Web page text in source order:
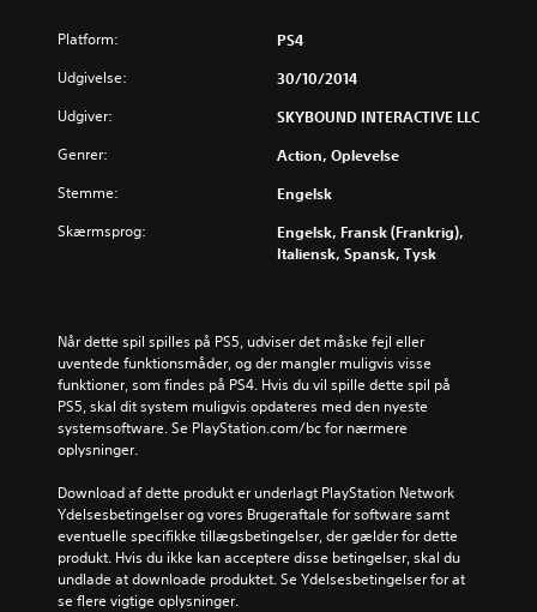
Platform: PS4
Udgivelse: 30/10/2014
Udgiver: SKYBOUND INTERACTIVE LLC
Genrer: Action, Oplevelse
Stemme: Engelsk
Skærmsprog:
Engelsk, Fransk (Frankrig),
Italiensk, Spansk, Tysk
Når dette spil spilles på PS5, udviser det måske fejl eller
uventede funktionsmåder, og der mangler muligvis visse
funktioner, som findes på PS4. Hvis du vil spille dette spil på
PS5, skal dit system muligvis opdateres med den nyeste
systemsoftware. Se PlayStation.com/bc for nærmere
oplysninger.
Download af dette produkt er underlagt PlayStation Network
Ydelsesbetingelser og vores Brugeraftale for software samt
eventuelle specifikke tillægsbetingelser, der gælder for dette
produkt. Hvis du ikke kan acceptere disse betingelser, skal du
undlade at downloade produktet. Se Ydelsesbetingelser for at
se flere vigtige oplysninger.